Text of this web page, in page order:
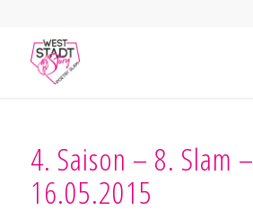
4. Saison – 8. Slam –
16.05.2015